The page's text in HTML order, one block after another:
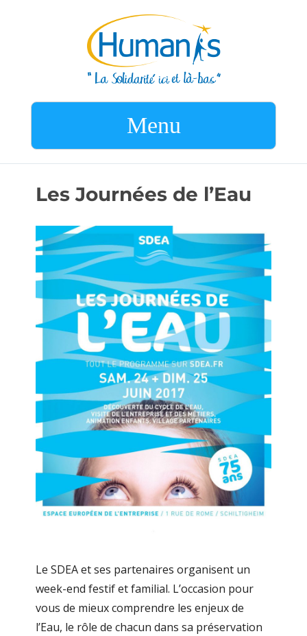
Menu
Les Journées de l’Eau
Le SDEA et ses partenaires organisent un
week-end festif et familial. L’occasion pour
vous de mieux comprendre les enjeux de
l’Eau, le rôle de chacun dans sa préservation